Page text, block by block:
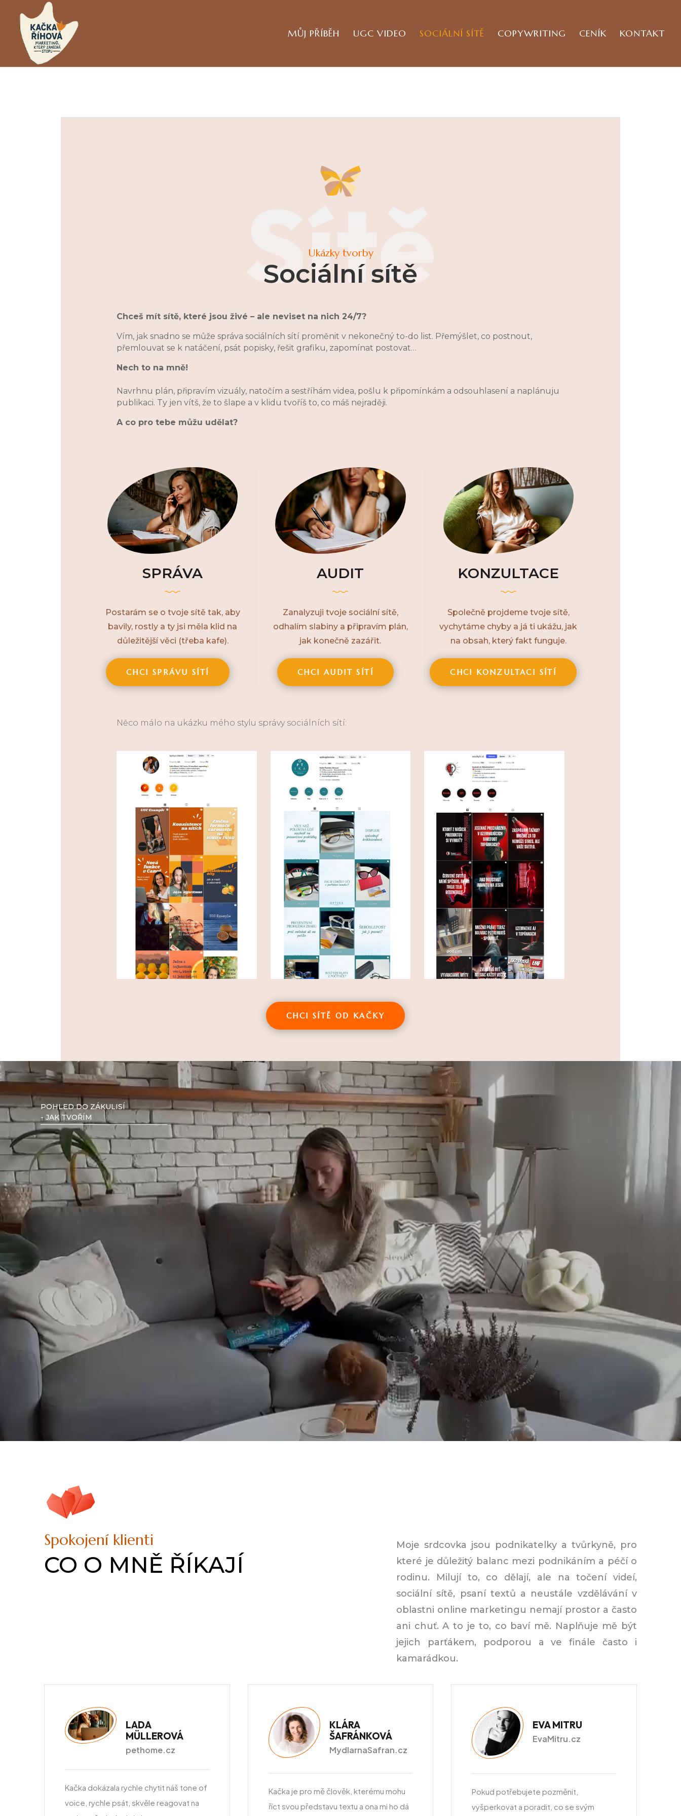
MŮJ PŘÍBĚH UGC VIDEO SOCIÁLNÍ SÍTĚ COPYWRITING CENÍK KONTAKT
Sítě
Ukázky tvorby
Sociální sítě
Chceš mít sítě, které jsou živé – ale neviset na nich 24/7?
Vím, jak snadno se může správa sociálních sítí proměnit v nekonečný to-do list. Přemýšlet, co postnout,
přemlouvat se k natáčení, psát popisky, řešit grafiku, zapomínat postovat…
Nech to na mně!
Navrhnu plán, připravím vizuály, natočím a sestříhám videa, pošlu k připomínkám a odsouhlasení a naplánuju
publikaci. Ty jen vítš, že to šlape a v klidu tvoříš to, co máš nejraději.
A co pro tebe můžu udělat?
SPRÁVA
Postarám se o tvoje sítě tak, aby
bavily, rostly a ty jsi měla klid na
důležitější věci (třeba kafe).
CHCI SPRÁVU SÍTÍ
AUDIT
Zanalyzuji tvoje sociální sítě,
odhalím slabiny a připravím plán,
jak konečně zazářit.
CHCI AUDIT SÍTÍ
KONZULTACE
Společně projdeme tvoje sítě,
vychytáme chyby a já ti ukážu, jak
na obsah, který fakt funguje.
CHCI KONZULTACI SÍTÍ
Něco málo na ukázku mého stylu správy sociálních sítí:
CHCI SÍTĚ OD KAČKY
Video
přehrávač
POHLED DO ZÁKULISÍ
- JAK TVOŘÍM
Spokojení klienti
CO O MNĚ ŘÍKAJÍ
Moje srdcovka jsou podnikatelky a tvůrkyně, pro
které je důležitý balanc mezi podnikáním a péčí o
rodinu. Milují to, co dělají, ale na točení videí,
sociální sítě, psaní textů a neustále vzdělávání v
oblastni online marketingu nemají prostor a často
ani chuť. A to je to, co baví mě. Naplňuje mě být
jejich parťákem, podporou a ve finále často i
kamarádkou.
LADA
MÜLLEROVÁ
pethome.cz
Kačka dokázala rychle chytit náš tone of
voice, rychle psát, skvěle reagovat na
KLÁRA
ŠAFRÁNKOVÁ
MydlarnaSafran.cz
Kačka je pro mě člověk, kterému mohu
říct svou představu textu a ona mi ho dá
EVA MITRU
EvaMitru.cz
Pokud potřebujete pozměnit,
vyšperkovat a poradit, co se svým